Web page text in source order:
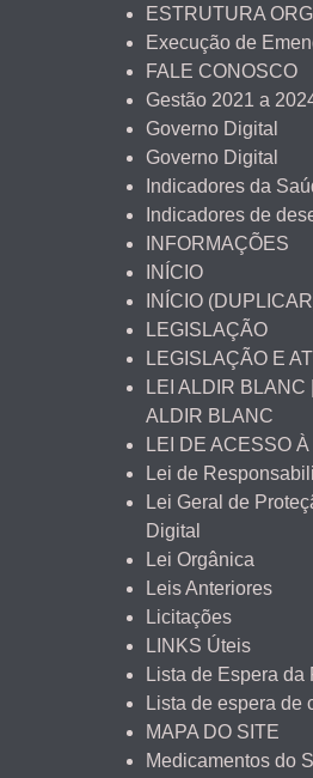
ESTRUTURA
Execução de
FALE CONOSCO
Gestão 2021 a
Governo Digital
Governo Digital
Indicadores da
Indicadores de
INFORMAÇÕES
INÍCIO
INÍCIO
LEGISLAÇÃO
LEGISLAÇÃO E
LEI ALDIR BLANC
ALDIR BLANC
LEI DE ACESSO
Lei de
Lei Geral de
Digital
Lei Orgânica
Leis Anteriores
Licitações
LINKS Úteis
Lista de Espera da
Lista de espera de
MAPA DO SITE
Medicamentos do